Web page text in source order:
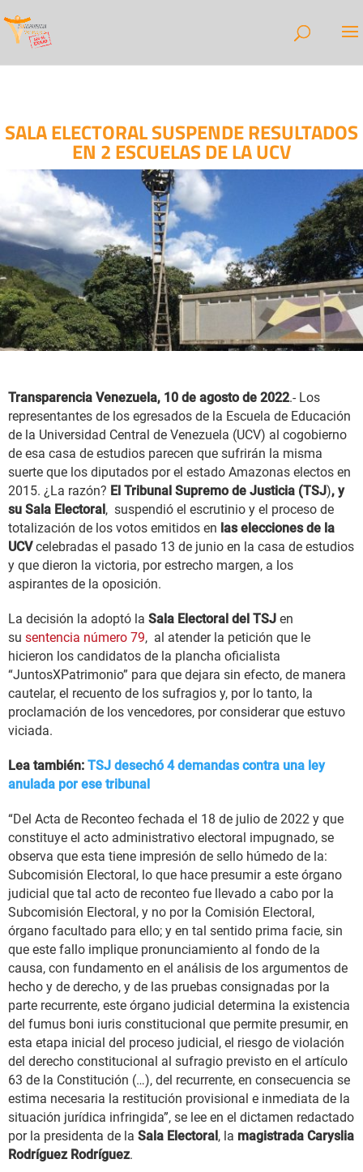
SALA ELECTORAL SUSPENDE RESULTADOS
EN 2 ESCUELAS DE LA UCV
Transparencia Venezuela, 10 de agosto de 2022.- Los
representantes de los egresados de la Escuela de Educación
de la Universidad Central de Venezuela (UCV) al cogobierno
de esa casa de estudios parecen que sufrirán la misma
suerte que los diputados por el estado Amazonas electos en
2015. ¿La razón? El Tribunal Supremo de Justicia (TSJ), y
su Sala Electoral, suspendió el escrutinio y el proceso de
totalización de los votos emitidos en las elecciones de la
UCVcelebradas el pasado 13 de junio en la casa de estudios
y que dieron la victoria, por estrecho margen, a los
aspirantes de la oposición.
La decisión la adoptó la Sala Electoral del TSJ en
su sentencia número 79, al atender la petición que le
hicieron los candidatos de la plancha oficialista
“JuntosXPatrimonio” para que dejara sin efecto, de manera
cautelar, el recuento de los sufragios y, por lo tanto, la
proclamación de los vencedores, por considerar que estuvo
viciada.
Lea también: TSJ desechó 4 demandas contra una ley
anulada por ese tribunal
“Del Acta de Reconteo fechada el 18 de julio de 2022 y que
constituye el acto administrativo electoral impugnado, se
observa que esta tiene impresión de sello húmedo de la:
Subcomisión Electoral, lo que hace presumir a este órgano
judicial que tal acto de reconteo fue llevado a cabo por la
Subcomisión Electoral, y no por la Comisión Electoral,
órgano facultado para ello; y en tal sentido prima facie, sin
que este fallo implique pronunciamiento al fondo de la
causa, con fundamento en el análisis de los argumentos de
hecho y de derecho, y de las pruebas consignadas por la
parte recurrente, este órgano judicial determina la existencia
del fumus boni iuris constitucional que permite presumir, en
esta etapa inicial del proceso judicial, el riesgo de violación
del derecho constitucional al sufragio previsto en el artículo
63 de la Constitución (…), del recurrente, en consecuencia se
estima necesaria la restitución provisional e inmediata de la
situación jurídica infringida”, se lee en el dictamen redactado
por la presidenta de la Sala Electoral, la magistrada Caryslia
Rodríguez Rodríguez.